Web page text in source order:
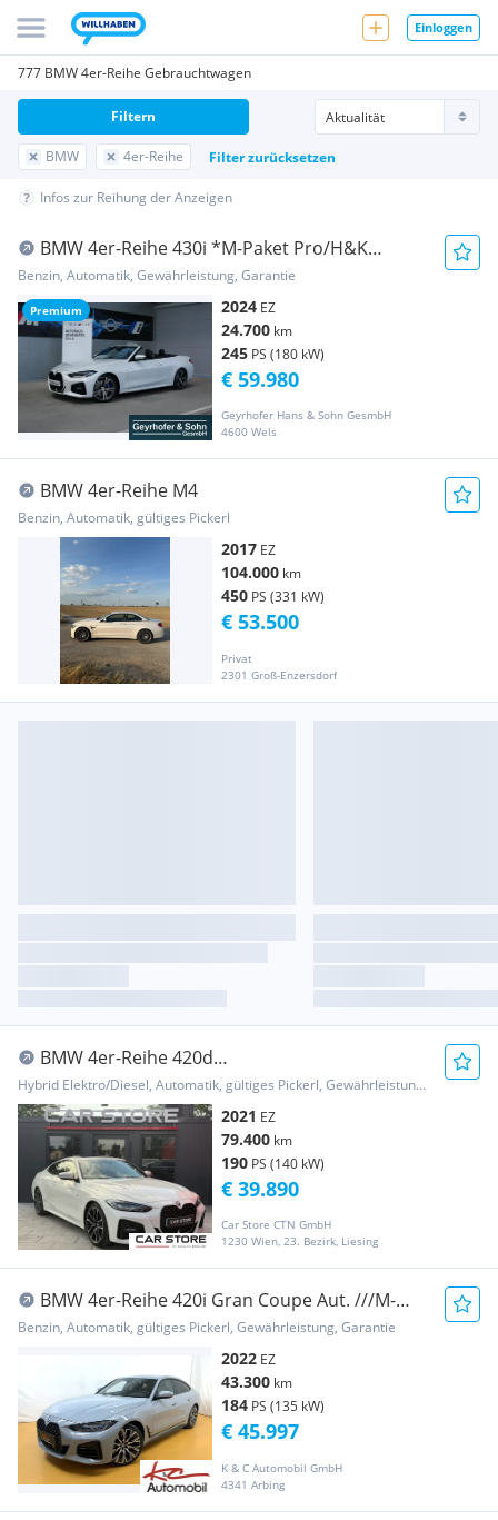
Einloggen
777 BMW 4er-Reihe Gebrauchtwagen
BMW 4er-Reihe Filter zurücksetzen
Filtern
Infos zur Reihung der Anzeigen
Premium
BMW 4er-Reihe 430i *M-Paket Pro/H&K
Sound/Head-Up/ACC/DA-Prof...
Benzin, Automatik, Gewährleistung, Garantie
2024 EZ
24.700 km
245 PS (180 kW)
Geyrhofer Hans & Sohn GesmbH
4600 Wels
€ 59.980
BMW 4er-Reihe M4
Benzin, Automatik, gültiges Pickerl
2017 EZ
104.000 km
450 PS (331 kW)
Privat
2301 Groß-Enzersdorf
€ 53.500
BMW 4er-Reihe 420d
|MSport|Schiebedach|Kamera|LED|Navi|Shadow...
Hybrid Elektro/Diesel, Automatik, gültiges Pickerl, Gewährleistung, Garantie
2021 EZ
79.400 km
190 PS (140 kW)
Car Store CTN GmbH
1230 Wien, 23. Bezirk, Liesing
€ 39.890
BMW 4er-Reihe 420i Gran Coupe Aut. ///M-
Paket
Benzin, Automatik, gültiges Pickerl, Gewährleistung, Garantie
2022 EZ
43.300 km
184 PS (135 kW)
K & C Automobil GmbH
4341 Arbing
€ 45.997